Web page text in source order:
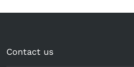
Contact us